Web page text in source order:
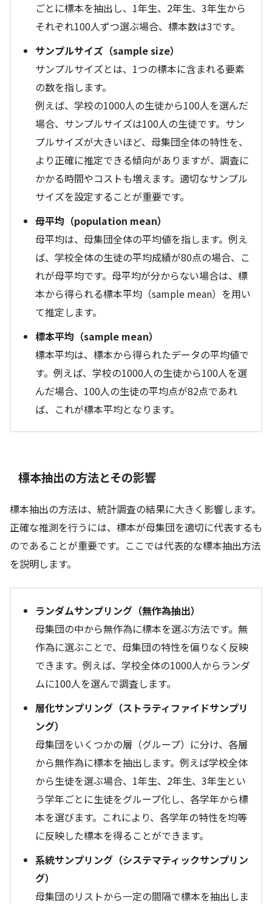
ごとに標本を抽出し、1年生、2年生、3年生から
それぞれ100人ずつ選ぶ場合、標本数は3です。
サンプルサイズ（sample size）
サンプルサイズとは、1つの標本に含まれる要素
の数を指します。
例えば、学校の1000人の生徒から100人を選んだ
場合、サンプルサイズは100人の生徒です。サン
プルサイズが大きいほど、母集団全体の特性を、
より正確に推定できる傾向がありますが、調査に
かかる時間やコストも増えます。適切なサンプル
サイズを設定することが重要です。
母平均（population mean）
母平均は、母集団全体の平均値を指します。例え
ば、学校全体の生徒の平均成績が80点の場合、こ
れが母平均です。母平均が分からない場合は、標
本から得られる標本平均（sample mean）を用い
て推定します。
標本平均（sample mean）
標本平均は、標本から得られたデータの平均値で
す。例えば、学校の1000人の生徒から100人を選
んだ場合、100人の生徒の平均点が82点であれ
ば、これが標本平均となります。
標本抽出の方法とその影響
標本抽出の方法は、統計調査の結果に大きく影響します。
正確な推測を行うには、標本が母集団を適切に代表するも
のであることが重要です。ここでは代表的な標本抽出方法
を説明します。
ランダムサンプリング（無作為抽出）
母集団の中から無作為に標本を選ぶ方法です。無
作為に選ぶことで、母集団の特性を偏りなく反映
できます。例えば、学校全体の1000人からランダ
ムに100人を選んで調査します。
層化サンプリング（ストラティファイドサンプリ
ング）
母集団をいくつかの層（グループ）に分け、各層
から無作為に標本を抽出します。例えば学校全体
から生徒を選ぶ場合、1年生、2年生、3年生とい
う学年ごとに生徒をグループ化し、各学年から標
本を選びます。これにより、各学年の特性を均等
に反映した標本を得ることができます。
系統サンプリング（システマティックサンプリン
グ）
母集団のリストから一定の間隔で標本を抽出しま